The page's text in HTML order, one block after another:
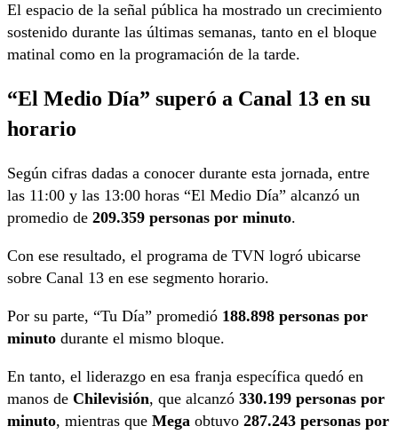
El espacio de la señal pública ha mostrado un crecimiento
sostenido durante las últimas semanas, tanto en el bloque
matinal como en la programación de la tarde.
“El Medio Día” superó a Canal 13 en su
horario
Según cifras dadas a conocer durante esta jornada, entre
las 11:00 y las 13:00 horas “El Medio Día” alcanzó un
promedio de 209.359 personas por minuto.
Con ese resultado, el programa de TVN logró ubicarse
sobre Canal 13 en ese segmento horario.
Por su parte, “Tu Día” promedió 188.898 personas por
minuto durante el mismo bloque.
En tanto, el liderazgo en esa franja específica quedó en
manos de Chilevisión, que alcanzó 330.199 personas por
minuto, mientras que Mega obtuvo 287.243 personas por